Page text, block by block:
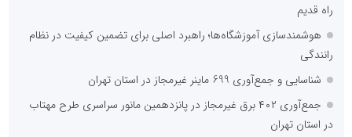
راه قدیم
هوشمندسازی آموزشگاه‌ها؛ راهبرد اصلی برای تضمین کیفیت در نظام
رانندگی
شناسایی و جمع‌آوری 699 ماینر غیرمجاز در استان تهران
جمع‌آوری ۴۰۲ برق غیرمجاز در پانزدهمین مانور سراسری طرح مهتاب
در استان تهران